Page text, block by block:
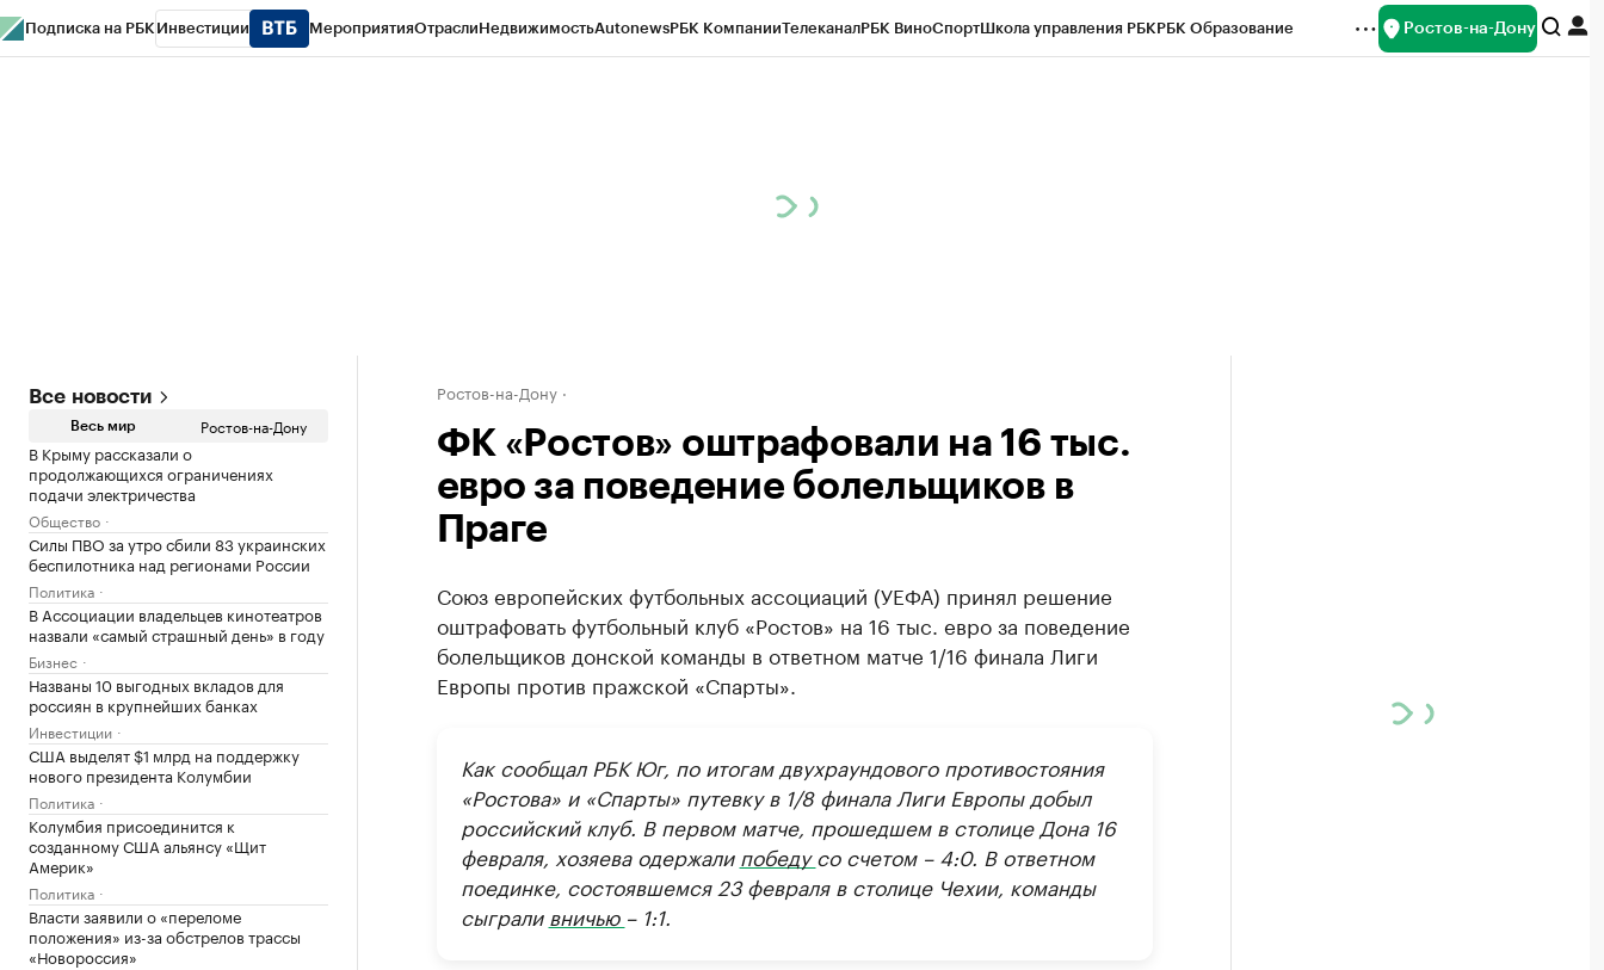
Подписка на РБК Инвестиции МероприятияОтраслиНедвижимостьAutonewsРБК КомпанииТелеканалРБК ВиноСпортШкола управления РБКРБК Образование Ростов-на-Дону
Все новости
Весь мир Ростов-на-Дону
В Крыму рассказали о
продолжающихся ограничениях
подачи электричества
Общество
Силы ПВО за утро сбили 83 украинских
беспилотника над регионами России
Политика
В Ассоциации владельцев кинотеатров
назвали «самый страшный день» в году
Бизнес
Названы 10 выгодных вкладов для
россиян в крупнейших банках
Инвестиции
США выделят $1 млрд на поддержку
нового президента Колумбии
Политика
Колумбия присоединится к
созданному США альянсу «Щит
Америк»
Политика
Власти заявили о «переломе
положения» из-за обстрелов трассы
«Новороссия»
Ростов-на-Дону
ФК «Ростов» оштрафовали на 16 тыс.
евро за поведение болельщиков в
Праге
Союз европейских футбольных ассоциаций (УЕФА) принял решение
оштрафовать футбольный клуб «Ростов» на 16 тыс. евро за поведение
болельщиков донской команды в ответном матче 1/16 финала Лиги
Европы против пражской «Спарты».
Как сообщал РБК Юг, по итогам двухраундового противостояния
«Ростова» и «Спарты» путевку в 1/8 финала Лиги Европы добыл
российский клуб. В первом матче, прошедшем в столице Дона 16
февраля, хозяева одержали победусо счетом – 4:0. В ответном
поединке, состоявшемся 23 февраля в столице Чехии, команды
сыграли вничью – 1:1.